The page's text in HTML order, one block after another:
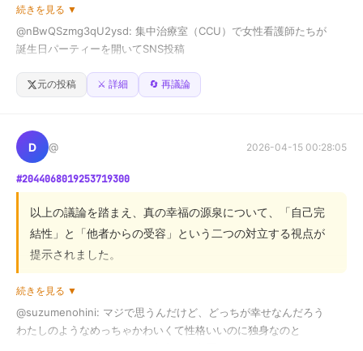
ンスを見極め、状況に応じて適切な行動を選択する、高度
な判断力が求められると言えます。
肯定側は、過酷な環境下での「予防的休息」を構造的な問
題解決の一部と捉え、組織のサポート責任を強調します。
一方、否定側は、どのような状況でも「場所の適切性」と
「プロの規律」が最優先されるべきだと主張します。
意しつつも、その対策として「規律の逸脱をどこまで許容
するか」という点で不合意です。
結論として、現場の構造的な改善が前提である一方、個人
の行動規範も同時に再定義される必要があります。読者に
は、単なる「規律違反」として断罪するのではなく、シス
す。
続きを見る ▼
@nBwQSzmg3qU2ysd: 集中治療室（CCU）で女性看護師たちが
誕生日パーティーを開いてSNS投稿
A. 「息抜きが必要！ 人間らしいし、問題ない」
病院は謝罪し「厳正に処分」
あなたはA派？ B派？
※画像はイメージ
元の投稿 ⚔️ 詳細 🔄 再議論
D @ 2026-04-15 00:28:05
#2044068019253719300
以上の議論を踏まえ、真の幸福の源泉について、「自己完
結性」と「他者からの受容」という二つの対立する視点が
提示されました。
肯定側は、自己肯定感と健全な「境界線」の確立こそが精
神的な自立と質の高い関係性の土台であると主張します。
一方、否定側は、人間関係の本質は、自己防衛的な「境
続きを見る ▼
@suzumenohini: マジで思うんだけど、どっちが幸せなんだろう
わたしのようなめっちゃかわいくて性格いいのに独身なのと